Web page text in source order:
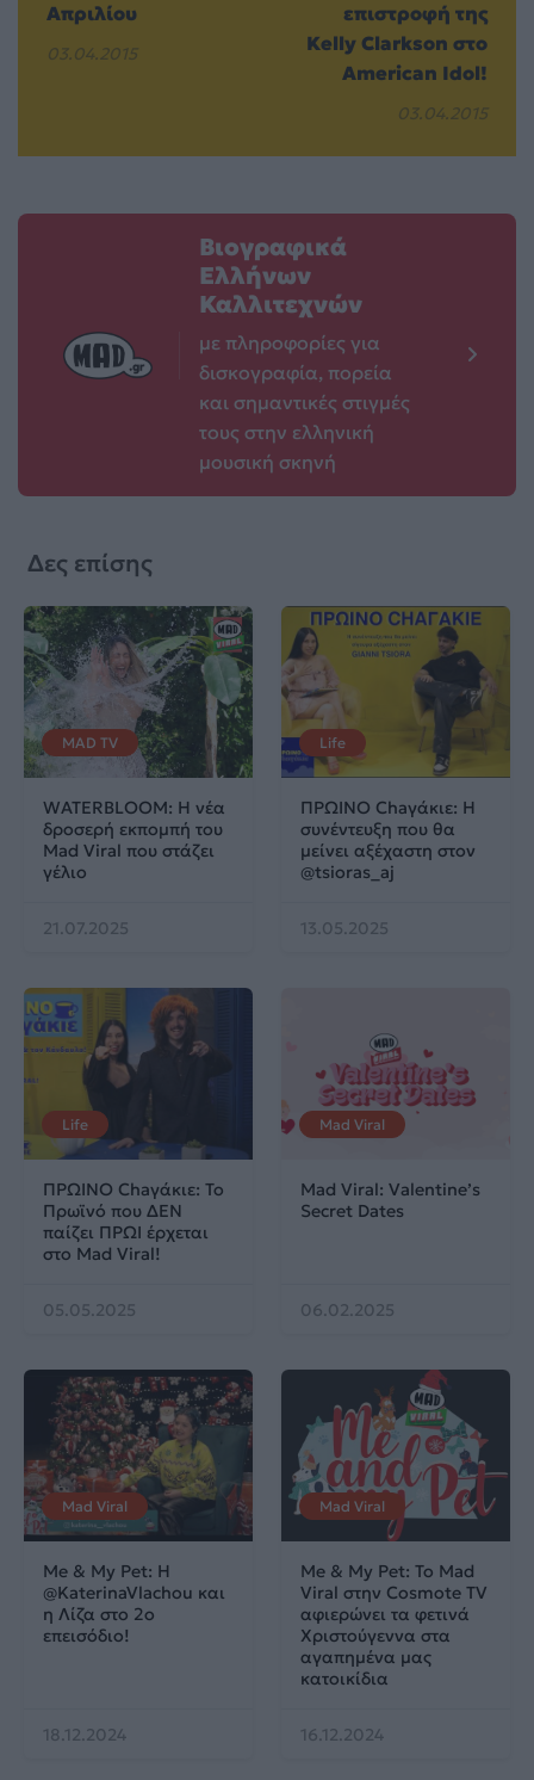
Απριλίου
03.04.2015
επιστροφή της
Kelly Clarkson στο
American Idol!
03.04.2015
Βιογραφικά
Ελλήνων
Καλλιτεχνών
με πληροφορίες για
δισκογραφία, πορεία
και σημαντικές στιγμές
τους στην ελληνική
μουσική σκηνή
Δες επίσης
MAD TV
WATERBLOOM: Η νέα
δροσερή εκπομπή του
Mad Viral που στάζει
γέλιο
21.07.2025
Life
ΠΡΩΙΝΟ Chaγάκιε: Η
συνέντευξη που θα
μείνει αξέχαστη στον
@tsioras_aj
13.05.2025
Life
ΠΡΩΙΝΟ Chaγάκιε: Το
Πρωϊνό που ΔΕΝ
παίζει ΠΡΩΙ έρχεται
στο Mad Viral!
05.05.2025
Mad Viral
Mad Viral: Valentine’s
Secret Dates
06.02.2025
Mad Viral
Me & My Pet: Η
‪@KaterinaVlachou‬ και
η Λίζα στο 2ο
επεισόδιο!
18.12.2024
Mad Viral
Me & My Pet: Το Mad
Viral στην Cosmote TV
αφιερώνει τα φετινά
Χριστούγεννα στα
αγαπημένα μας
κατοικίδια
16.12.2024